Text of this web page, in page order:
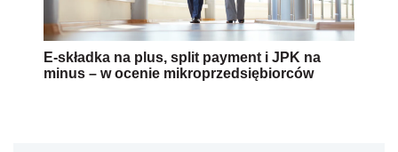
E-składka na plus, split payment i JPK na
minus – w ocenie mikroprzedsiębiorców